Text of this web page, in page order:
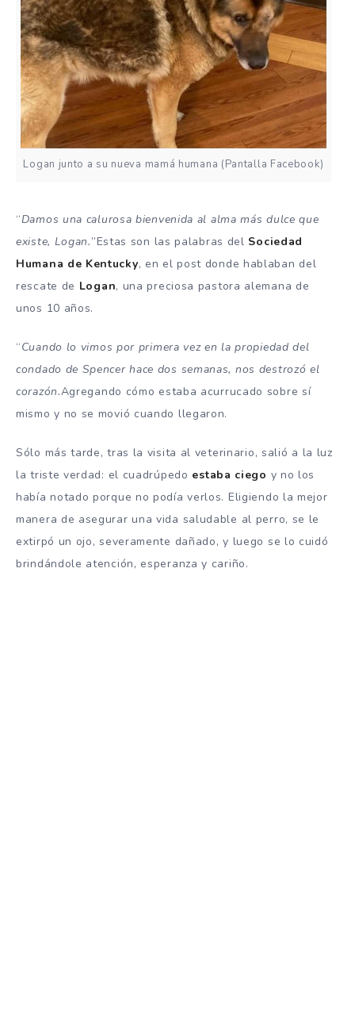
Logan junto a su nueva mamá humana (Pantalla Facebook)
“Damos una calurosa bienvenida al alma más dulce que
existe, Logan.”Estas son las palabras del Sociedad
Humana de Kentucky, en el post donde hablaban del
rescate de Logan, una preciosa pastora alemana de
unos 10 años.
“Cuando lo vimos por primera vez en la propiedad del
condado de Spencer hace dos semanas, nos destrozó el
corazón.Agregando cómo estaba acurrucado sobre sí
mismo y no se movió cuando llegaron.
Sólo más tarde, tras la visita al veterinario, salió a la luz
la triste verdad: el cuadrúpedo estaba ciego y no los
había notado porque no podía verlos. Eligiendo la mejor
manera de asegurar una vida saludable al perro, se le
extirpó un ojo, severamente dañado, y luego se lo cuidó
brindándole atención, esperanza y cariño.